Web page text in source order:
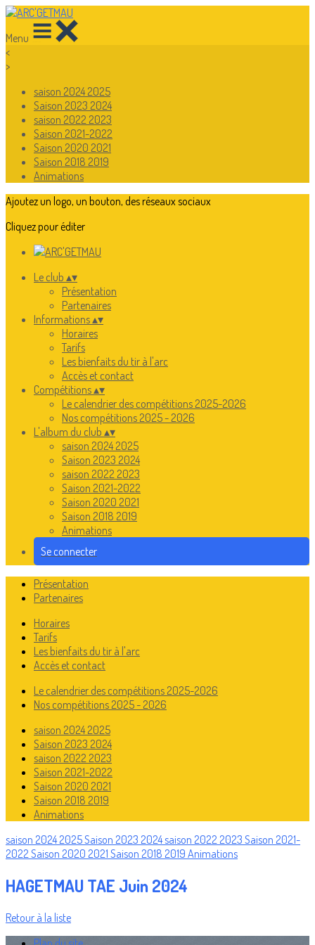
Menu
<
>
saison 2024 2025
Saison 2023 2024
saison 2022 2023
Saison 2021-2022
Saison 2020 2021
Saison 2018 2019
Animations
Ajoutez un logo, un bouton, des réseaux sociaux
Cliquez pour éditer
Le club ▴▾
Présentation
Partenaires
Informations▴▾
Horaires
Tarifs
Les bienfaits du tir à l'arc
Accès et contact
Compétitions▴▾
Le calendrier des compétitions 2025-2026
Nos compétitions 2025 - 2026
L'album du club ▴▾
saison 2024 2025
Saison 2023 2024
saison 2022 2023
Saison 2021-2022
Saison 2020 2021
Saison 2018 2019
Animations
Se connecter
Présentation
Partenaires
Horaires
Tarifs
Les bienfaits du tir à l'arc
Accès et contact
Le calendrier des compétitions 2025-2026
Nos compétitions 2025 - 2026
saison 2024 2025
Saison 2023 2024
saison 2022 2023
Saison 2021-2022
Saison 2020 2021
Saison 2018 2019
Animations
saison 2024 2025Saison 2023 2024saison 2022 2023 Saison 2021-
2022Saison 2020 2021 Saison 2018 2019 Animations
HAGETMAU TAE Juin 2024
Retour à la liste